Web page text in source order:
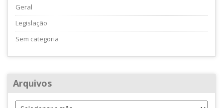
Geral
Legislação
Sem categoria
Arquivos